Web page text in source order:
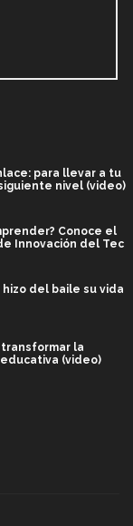
para llevar a tu
nivel (video)
Conoce el
Innovación del Tec
hizo del baile su vida
la
(video)